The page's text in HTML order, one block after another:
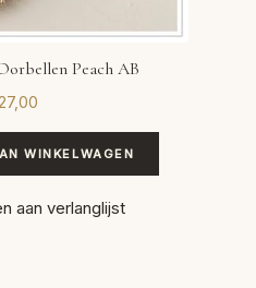
Peach AB
27,00
WINKELWAGEN
aan verlanglijst